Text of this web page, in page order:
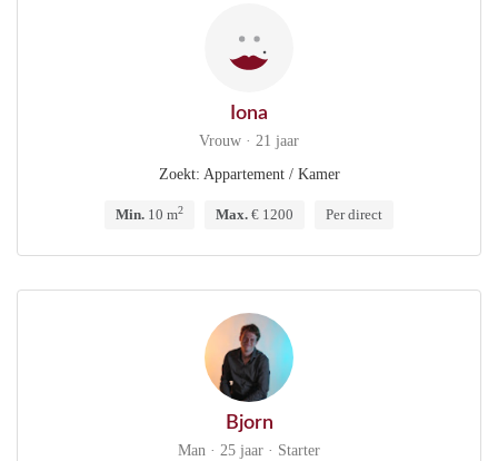
Iona
Vrouw · 21 jaar
Zoekt: Appartement / Kamer
Min. 10 m2 Max. € 1200 Per direct
Bjorn
Man · 25 jaar · Starter